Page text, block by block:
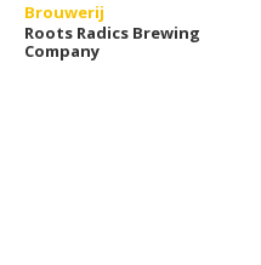
Brouwerij
Roots Radics Brewing
Company